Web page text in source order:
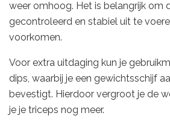
weer omhoog. Het is belangrijk om
gecontroleerd en stabiel uit te
voorkomen.
Voor extra uitdaging kun je
dips, waarbij je een gewichtsschijf
bevestigt. Hierdoor vergroot je de
je je triceps nog meer.